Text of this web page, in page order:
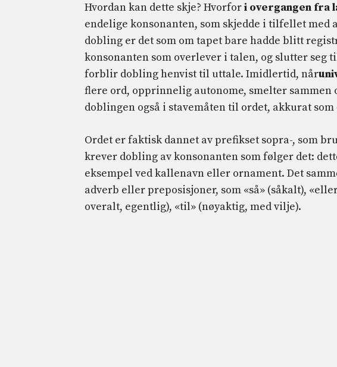
Hvordan kan dette skje? Hvorfori overgangen fra
endelige konsonanten, som skjedde i tilfellet med
dobling er det som om tapet bare hadde blitt
konsonanten som overlever i talen, og slutter
forblir dobling henvist til uttale. Imidlertid, når
flere ord, opprinnelig autonome, smelter
doblingen også i stavemåten til ordet, akkurat
Ordet er faktisk dannet av prefikset sopra-, som
krever dobling av konsonanten som følger det:
eksempel ved kallenavn eller ornament. Det
adverb eller preposisjoner, som «så» (såkalt),
overalt, egentlig), «til» (nøyaktig, med vilje).